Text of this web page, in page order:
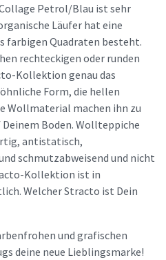
Petrol/Blau ist sehr
Läufer hat eine
farbigen Quadraten besteht.
rechteckigen oder runden
Kollektion genau das
Form, die hellen
Wollmaterial machen ihn zu
Boden. Wollteppiche
antistatisch,
schmutzabweisend und nicht
Kollektion ist in
Welcher Stracto ist Dein
und grafischen
deine neue Lieblingsmarke!